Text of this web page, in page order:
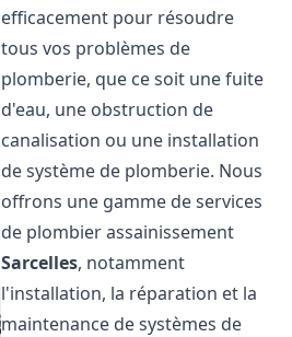
efficacement pour résoudre
tous vos problèmes de
plomberie, que ce soit une fuite
d'eau, une obstruction de
canalisation ou une installation
de système de plomberie. Nous
offrons une gamme de services
de plombier assainissement
Sarcelles, notamment
l'installation, la réparation et la
maintenance de systèmes de